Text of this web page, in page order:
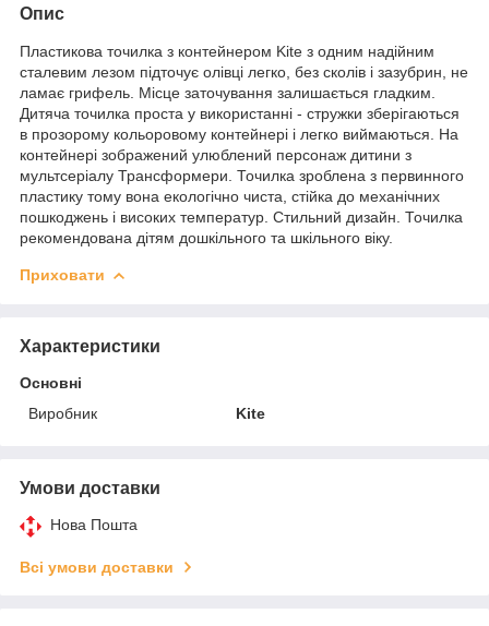
Опис
Пластикова точилка з контейнером Kite з одним надійним
сталевим лезом підточує олівці легко, без сколів і зазубрин, не
ламає грифель. Місце заточування залишається гладким.
Дитяча точилка проста у використанні - стружки зберігаються
в прозорому кольоровому контейнері і легко виймаються. На
контейнері зображений улюблений персонаж дитини з
мультсеріалу Трансформери. Точилка зроблена з первинного
пластику тому вона екологічно чиста, стійка до механічних
пошкоджень і високих температур. Стильний дизайн. Точилка
рекомендована дітям дошкільного та шкільного віку.
Приховати
Характеристики
Основні
Виробник
Kite
Умови доставки
Нова Пошта
Всі умови доставки